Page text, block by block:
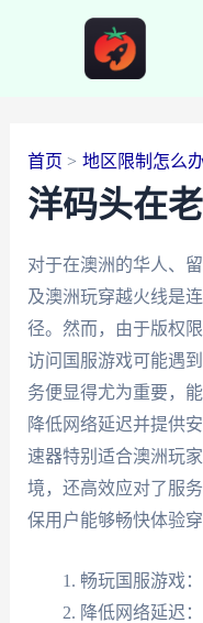
首页 地区限制怎么
洋码头在
对于在澳洲的华人、
及澳洲玩穿越火线是
径。然而，由于版权
访问国服游戏可能遇
务便显得尤为重要，
降低网络延迟并提供
速器特别适合澳洲玩
境，还高效应对了服
保用户能够畅快体验
畅玩国服游戏
降低网络延迟